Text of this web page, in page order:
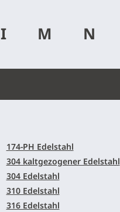
I M N
174-PH Edelstahl
304 kaltgezogener Edelstahl
304 Edelstahl
310 Edelstahl
316 Edelstahl